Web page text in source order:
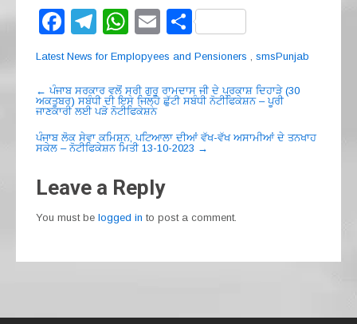
F
a
e
b
o
k
T
el
gr
a
m
W
h
s
A
p
E
m
S
h
e
Latest News for Emplopyees and Pensioners smsPunjab
Post
navigation
← ਪੰਜਾਬ ਸਰਕਾਰ ਵਲੋਂ ਸ੍ਰੀ ਗੁਰੂ ਰਾਮਦਾਸ ਜੀ ਦੇ ਪ੍ਰਕਾਸ਼ ਦਿਹਾੜੇ (30
ਅਕਤੂਬਰ) ਸਬੰਧੀ ਦੀ ਇਸ ਜਿਲ੍ਹੇ ਛੁੱਟੀ ਸਬੰਧੀ ਨੋਟੀਫਿਕੇਸ਼ਨ – ਪੂਰੀ
ਜਾਣਕਾਰੀ ਲਈ ਪੜੋ ਨੋਟੀਫਿਕੇਸ਼ਨ
ਪੰਜਾਬ ਲੋਕ ਸੇਵਾ ਕਮਿਸ਼ਨ, ਪਟਿਆਲਾ ਦੀਆਂ ਵੱਖ-ਵੱਖ ਅਸਾਮੀਆਂ ਦੇ ਤਨਖਾਹ
ਸਕੇਲ – ਨੋਟੀਫਿਕੇਸ਼ਨ ਮਿਤੀ 13-10-2023 →
Leave a Reply
You must be logged in to post a comment.